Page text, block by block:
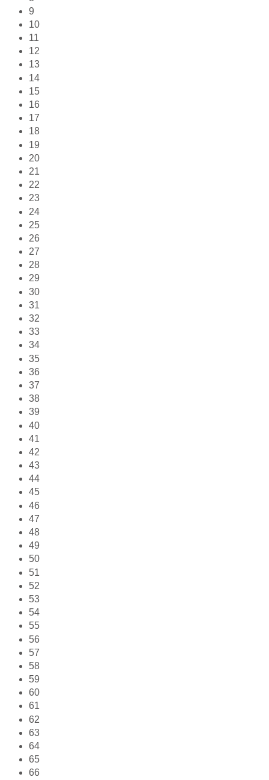
9
10
11
12
13
14
15
16
17
18
19
20
21
22
23
24
25
26
27
28
29
30
31
32
33
34
35
36
37
38
39
40
41
42
43
44
45
46
47
48
49
50
51
52
53
54
55
56
57
58
59
60
61
62
63
64
65
66